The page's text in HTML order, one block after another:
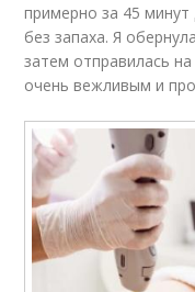
примерно за 45
без запаха. Я
затем отправилась
очень вежливым и